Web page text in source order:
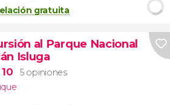
gratuita
al Parque Nacional
Isluga
5 opiniones